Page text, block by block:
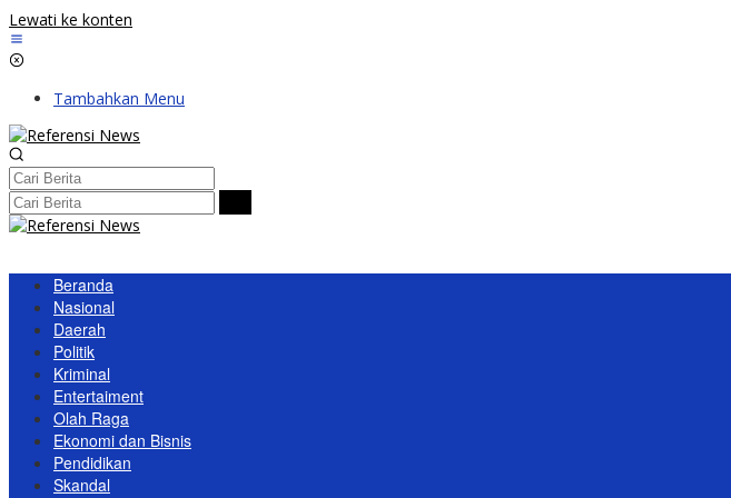
Lewati ke konten
Tambahkan Menu
Beranda
Nasional
Daerah
Politik
Kriminal
Entertaiment
Olah Raga
Ekonomi dan Bisnis
Pendidikan
Skandal